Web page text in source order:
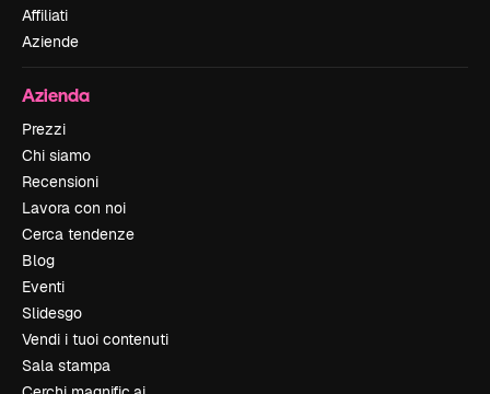
Affiliati
Aziende
Azienda
Prezzi
Chi siamo
Recensioni
Lavora con noi
Cerca tendenze
Blog
Eventi
Slidesgo
Vendi i tuoi contenuti
Sala stampa